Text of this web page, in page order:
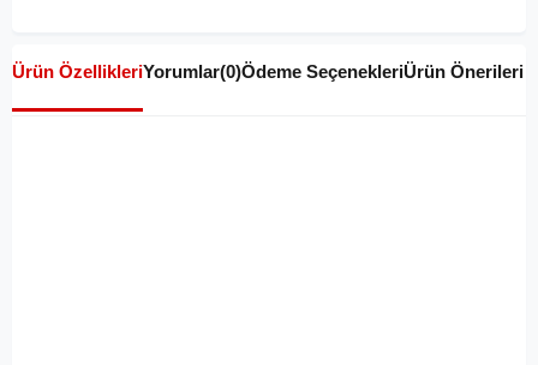
Ürün ÖzellikleriYorumlar(0)Ödeme SeçenekleriÜrün Önerileri